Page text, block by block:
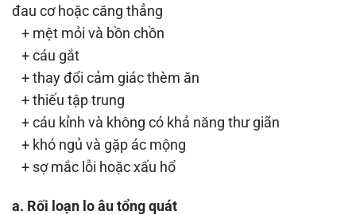
đau cơ hoặc căng thẳng
+ mệt mỏi và bồn chồn
+ cáu gắt
+ thay đổi cảm giác thèm ăn
+ thiếu tập trung
+ cáu kỉnh và không có khả năng thư giãn
+ khó ngủ và gặp ác mộng
+ sợ mắc lỗi hoặc xấu hổ
a. Rối loạn lo âu tổng quát